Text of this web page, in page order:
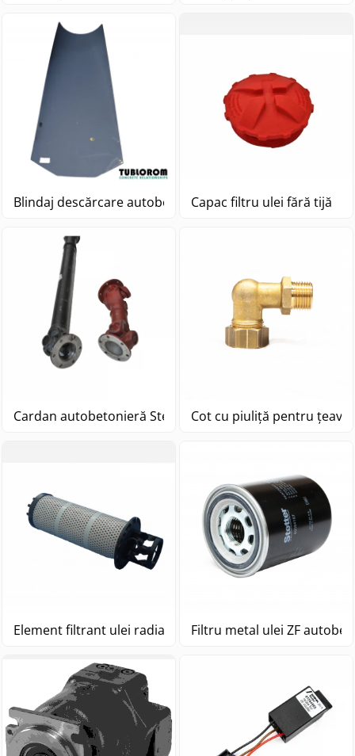
Blindaj descărcare autobetonieră Stetter L=1450
Capac filtru ulei fără tijă
Cardan autobetonieră Stetter Cot cu piuliță pentru țeavă
Element filtrant ulei radiator Filtru metal ulei ZF